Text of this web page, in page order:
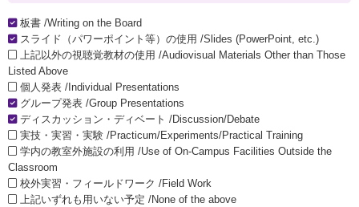
板書 /Writing on the Board
スライド（パワーポイント等）の使用 /Slides (PowerPoint, etc.)
上記以外の視聴覚教材の使用 /Audiovisual Materials Other than Those
Listed Above
個人発表 /Individual Presentations
グループ発表 /Group Presentations
ディスカッション・ディベート /Discussion/Debate
実技・実習・実験 /Practicum/Experiments/Practical Training
学内の教室外施設の利用 /Use of On-Campus Facilities Outside the
Classroom
校外実習・フィールドワーク /Field Work
上記いずれも用いない予定 /None of the above